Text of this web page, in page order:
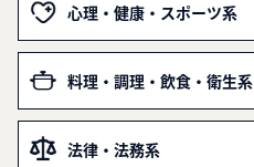
心理・健康・スポーツ系
料理・調理・飲食・衛生系
法律・法務系